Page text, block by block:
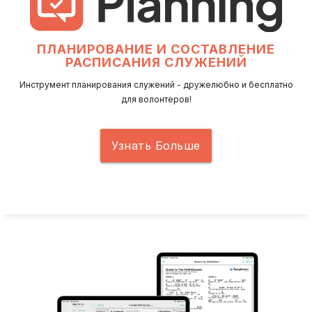
ПЛАНИРОВАНИЕ И СОСТАВЛЕНИЕ
РАСПИСАНИЯ СЛУЖЕНИЙ
Инструмент планирования служений - дружелюбно и бесплатно
для волонтеров!
Узнать Больше